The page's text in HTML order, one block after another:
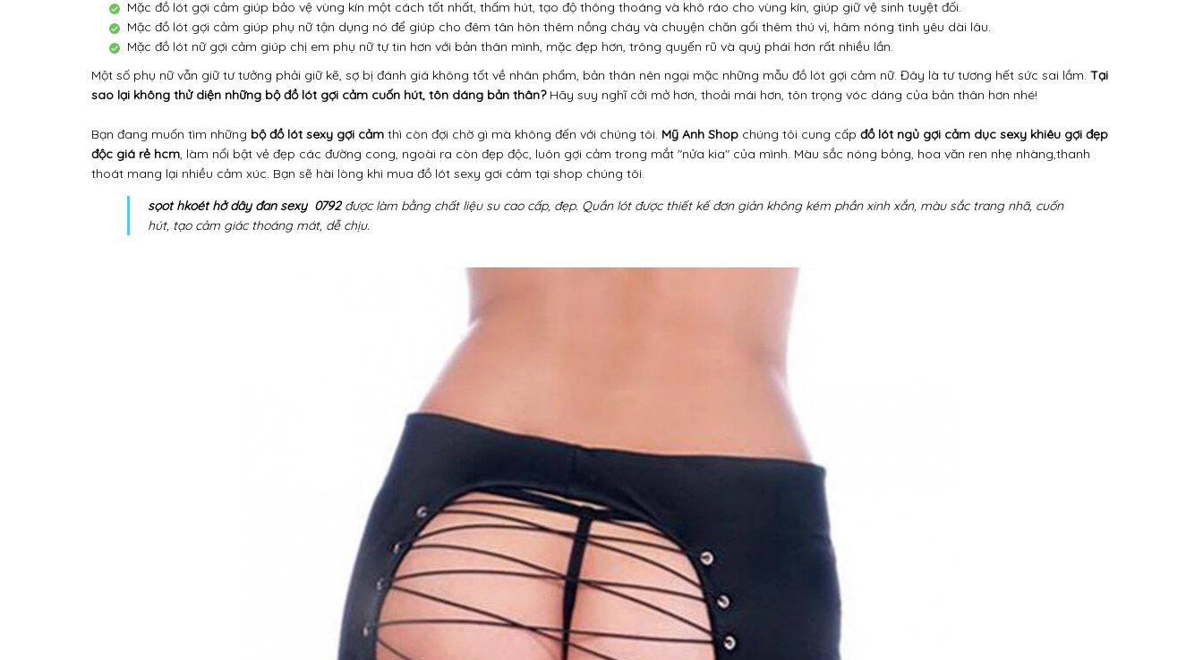
Mặc đồ lót gợi cảm giúp bảo vệ vùng kín một cách tốt nhất, thấm hút, tạo độ thông thoáng và khô ráo cho vùng kín, giúp giữ vệ sinh tuyệt đối.
Mặc đồ lót gợi cảm giúp phụ nữ tận dụng nó để giúp cho đêm tân hôn thêm nồng cháy và chuyện chăn gối thêm thú vị, hâm nóng tình yêu dài lâu.
Mặc đồ lót nữ gợi cảm giúp chị em phụ nữ tự tin hơn với bản thân mình, mặc đẹp hơn, trông quyến rũ và quý phái hơn rất nhiều lần.
Một số phụ nữ vẫn giữ tư tưởng phải giữ kẽ, sợ bị đánh giá không tốt về nhân phẩm, bản thân nên ngại mặc những mẫu đồ lót gợi cảm nữ. Đây là tư tương hết sức sai lầm. Tại
sao lại không thử diện những bộ đồ lót gợi cảm cuốn hút, tôn dáng bản thân?Hãy suy nghĩ cởi mở hơn, thoải mái hơn, tôn trọng vóc dáng của bản thân hơn nhé!
Bạn đang muốn tìm những bộ đồ lót sexy gợi cảm thì còn đợi chờ gì mà không đến với chúng tôi. Mỹ Anh Shop chúng tôi cung cấp đồ lót ngủ gợi cảm dục sexy khiêu gợi đẹp
độc giá rẻ hcm, làm nổi bật vẻ đẹp các đường cong, ngoài ra còn đẹp độc, luôn gợi cảm trong mắt "nửa kia" của mình. Màu sắc nóng bỏng, hoa văn ren nhẹ nhàng,thanh
thoát mang lại nhiều cảm xúc. Bạn sẽ hài lòng khi mua đồ lót sexy gơi cảm tại shop chúng tôi.
sọot hkoét hở dây đan sexy 0792được làm bằng chất liệu su cao cấp, đẹp. Quần lót được thiết kế đơn giản không kém phần xinh xắn, màu sắc trang nhã, cuốn
hút, tạo cảm giác thoáng mát, dễ chịu.